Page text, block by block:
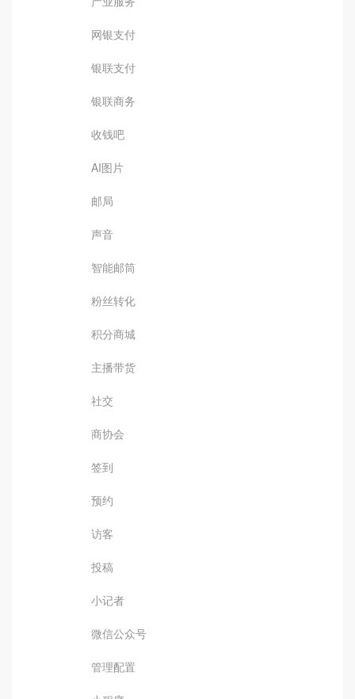
网银支付
银联支付
银联商务
收钱吧
AI图片
邮局
声音
智能邮筒
粉丝转化
积分商城
主播带货
社交
商协会
签到
预约
访客
投稿
小记者
微信公众号
管理配置